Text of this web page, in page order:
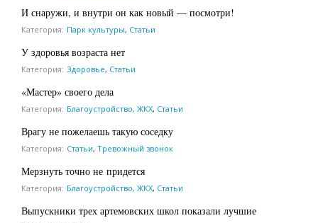
И снаружи, и внутри он как новый — посмотри!
Категория: Парк культуры, Статьи
У здоровья возраста нет
Категория: Здоровье, Статьи
«Мастер» своего дела
Категория: Благоустройство, ЖКХ, Статьи
Врагу не пожелаешь такую соседку
Категория: Статьи, Тревожный звонок
Мерзнуть точно не придется
Категория: Благоустройство, ЖКХ, Статьи
Выпускники трех артемовских школ показали лучшие